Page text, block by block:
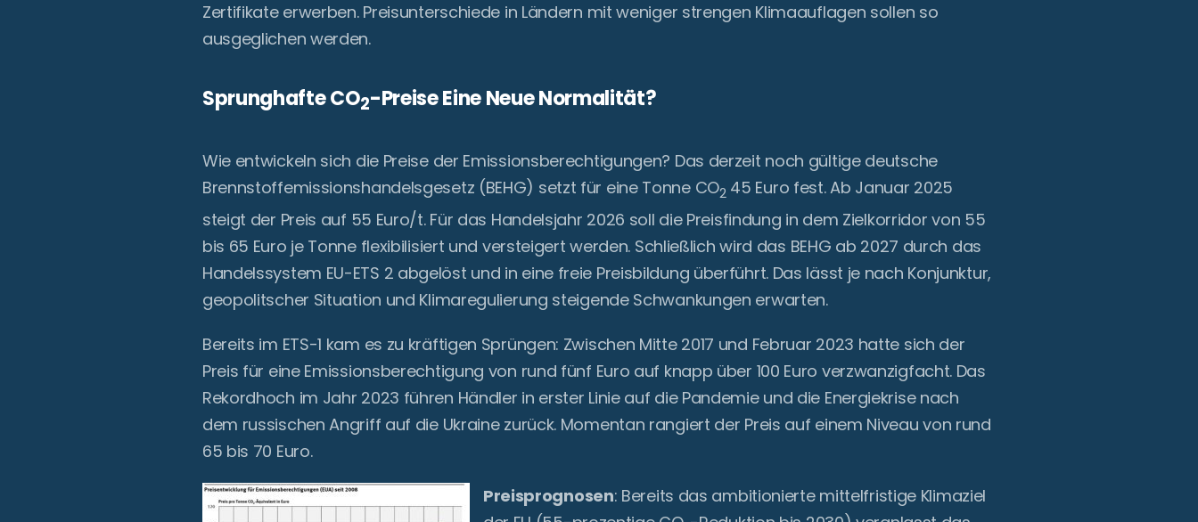
Zertifikate erwerben. Preisunterschiede in Ländern mit weniger strengen Klimaauflagen sollen so
ausgeglichen werden.
Sprunghafte CO2-Preise Eine Neue Normalität?
Wie entwickeln sich die Preise der Emissionsberechtigungen? Das derzeit noch gültige deutsche
Brennstoffemissionshandelsgesetz (BEHG) setzt für eine Tonne CO2 45 Euro fest. Ab Januar 2025
steigt der Preis auf 55 Euro/t. Für das Handelsjahr 2026 soll die Preisfindung in dem Zielkorridor von 55
bis 65 Euro je Tonne flexibilisiert und versteigert werden. Schließlich wird das BEHG ab 2027 durch das
Handelssystem EU-ETS 2 abgelöst und in eine freie Preisbildung überführt. Das lässt je nach Konjunktur,
geopolitscher Situation und Klimaregulierung steigende Schwankungen erwarten.
Bereits im ETS-1 kam es zu kräftigen Sprüngen: Zwischen Mitte 2017 und Februar 2023 hatte sich der
Preis für eine Emissionsberechtigung von rund fünf Euro auf knapp über 100 Euro verzwanzigfacht. Das
Rekordhoch im Jahr 2023 führen Händler in erster Linie auf die Pandemie und die Energiekrise nach
dem russischen Angriff auf die Ukraine zurück. Momentan rangiert der Preis auf einem Niveau von rund
65 bis 70 Euro.
Preisprognosen: Bereits das ambitionierte mittelfristige Klimaziel